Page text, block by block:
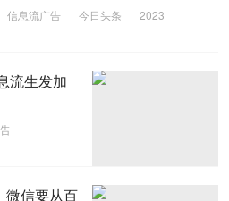
信息流广告 今日头条 2023
流生发加
微信要从百